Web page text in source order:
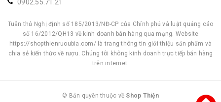
0902.55.71.21
Tuân thủ Nghị định số 185/2013/NĐ-CP của Chính phủ và luật quảng cáo
số 16/2012/QH13 về kinh doanh bán hàng qua mạng. Website
https://shopthienruoubia.com/ là trang thông tin giới thiệu sản phẩm và
chia sẻ kiến thức về rượu. Chúng tôi không kinh doanh trực tiếp bán hàng
trên internet.
© Bản quyền thuộc về Shop Thiện